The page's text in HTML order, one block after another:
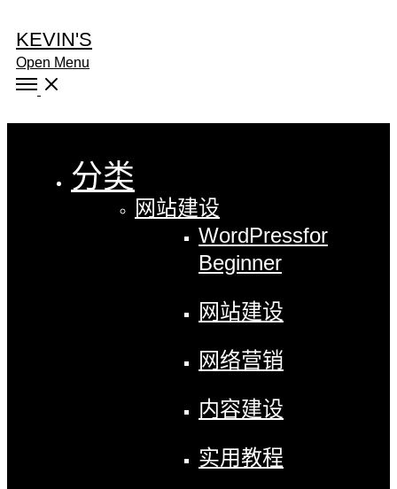
KEVIN'S
Open Menu
分类
网站建设
WordPressfor
Beginner
网站建设
网络营销
内容建设
实用教程